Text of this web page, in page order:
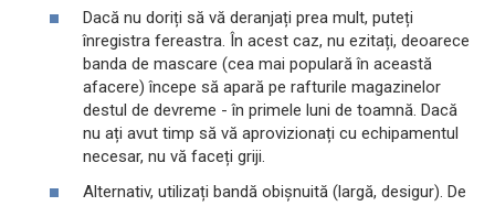
Dacă nu doriți să vă deranjați prea mult, puteți
înregistra fereastra. În acest caz, nu ezitați, deoarece
banda de mascare (cea mai populară în această
afacere) începe să apară pe rafturile magazinelor
destul de devreme - în primele luni de toamnă. Dacă
nu ați avut timp să vă aprovizionați cu echipamentul
necesar, nu vă faceți griji.
Alternativ, utilizați bandă obișnuită (largă, desigur). De